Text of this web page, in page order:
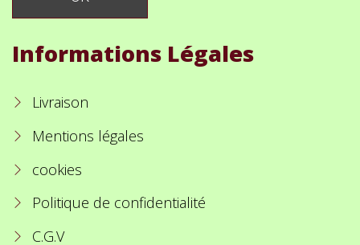
Informations Légales
Livraison
Mentions légales
cookies
Politique de confidentialité
C.G.V